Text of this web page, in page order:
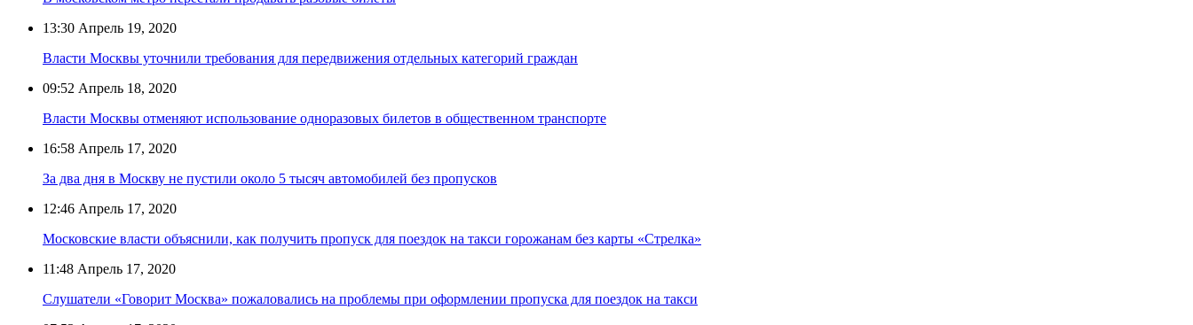
13:30 Апрель 19, 2020
Власти Москвы уточнили требования для передвижения отдельных категорий граждан
09:52 Апрель 18, 2020
Власти Москвы отменяют использование одноразовых билетов в общественном транспорте
16:58 Апрель 17, 2020
За два дня в Москву не пустили около 5 тысяч автомобилей без пропусков
12:46 Апрель 17, 2020
Московские власти объяснили, как получить пропуск для поездок на такси горожанам без карты «Стрелка»
11:48 Апрель 17, 2020
Слушатели «Говорит Москва» пожаловались на проблемы при оформлении пропуска для поездок на такси